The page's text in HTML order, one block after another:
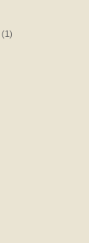
(1)